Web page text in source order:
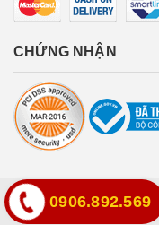
CHỨNG NHẬN
Bản quyền thuộc về
0906.892.569